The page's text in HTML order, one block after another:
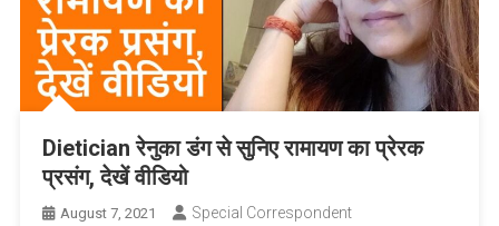
Dietician रेनुका डंग से सुनिए रामायण का प्रेरक
प्रसंग, देखें वीडियो
August 7, 2021 Special Correspondent